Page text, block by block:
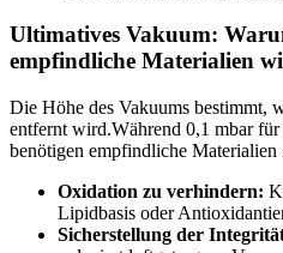
Ultimatives Vakuum:
empfindliche Materialien
Die Höhe des Vakuums bestimmt,
entfernt wird.Während 0,1 mbar
benötigen empfindliche Materialien
Oxidation zu verhindern:
Lipidbasis oder
Sicherstellung der